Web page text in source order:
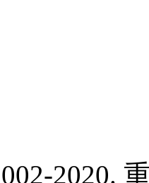
2020.